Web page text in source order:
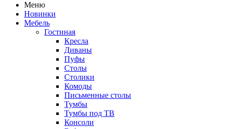
Меню
Новинки
Мебель
Гостиная
Кресла
Диваны
Пуфы
Столы
Столики
Комоды
Письменные столы
Тумбы
Тумбы под ТВ
Консоли